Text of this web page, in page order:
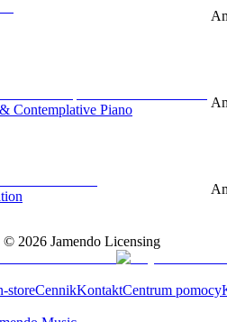
Contemplative Piano
© 2026 Jamendo Licensing
storeCennikKontaktCentrum pomocy